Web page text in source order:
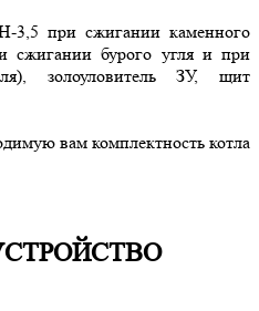
3,5 при сжигании каменного
сжигании бурого угля и при
золоуловитель ЗУ, щит
вам комплектность котла